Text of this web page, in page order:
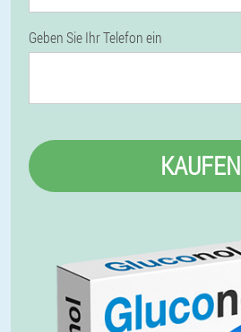
Geben Sie Ihr Telefon ein
KAUFEN